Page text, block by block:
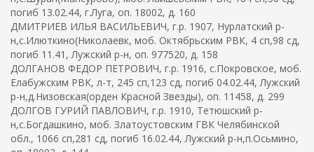
погиб 13.02.44, г.Луга, оп. 18002, д. 160
ДМИТРИЕВ ИЛЬЯ ВАСИЛЬЕВИЧ, г.р. 1907, Нурлатский р-
н,с.Илюткино(Николаевк, моб. Октябрьским РВК, 4 сп,98 сд,
погиб 11.41, Лужский р-н, оп. 977520, д. 158
ДОЛГАНОВ ФЕДОР ПЕТРОВИЧ, г.р. 1916, с.Покровское, моб.
Елабужским РВК, л-т, 245 сп,123 сд, погиб 04.02.44, Лужский
р-н,д.Низовская(орден Красной Звезды), оп. 11458, д. 299
ДОЛГОВ ГУРИЙ ПАВЛОВИЧ, г.р. 1910, Тетюшский р-
н,с.Богдашкино, моб. Златоустовским ГВК Челябинской
обл., 1066 сп,281 сд, погиб 16.02.44, Лужский р-н,п.Осьмино,